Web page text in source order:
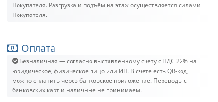
Покупателя. Разгрузка и подъём на этаж осуществляется силами
Покупателя.
Оплата
Безналичная — согласно выставленному счету c НДС 22% на
юридическое, физическое лицо или ИП. В счете есть QR-код,
можно оплатить через банковское приложение. Переводы с
банковских карт и наличные не принимаем.